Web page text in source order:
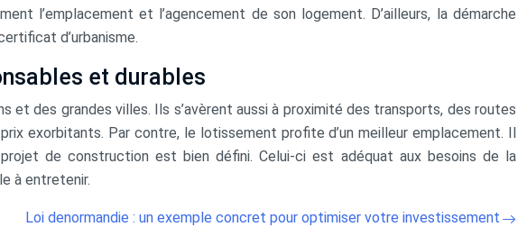
l’emplacement et l’agencement de son logement. D’ailleurs, la démarche
d’urbanisme.
et durables
des grandes villes. Ils s’avèrent aussi à proximité des transports, des routes
exorbitants. Par contre, le lotissement profite d’un meilleur emplacement. Il
de construction est bien défini. Celui-ci est adéquat aux besoins de la
à entretenir.
Loi denormandie : un exemple concret pour optimiser votre investissement